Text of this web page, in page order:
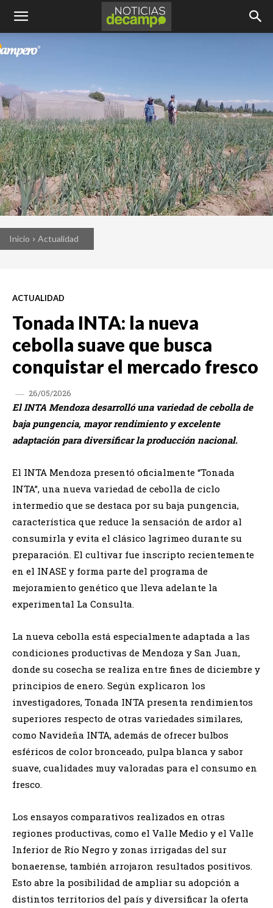
Inicio Actualidad
ACTUALIDAD
Tonada INTA: la nueva
cebolla suave que busca
conquistar el mercado fresco
26/05/2026
El INTA Mendoza desarrolló una variedad de cebolla de
baja pungencia, mayor rendimiento y excelente
adaptación para diversificar la producción nacional.
El INTA Mendoza presentó oficialmente “Tonada
INTA”, una nueva variedad de cebolla de ciclo
intermedio que se destaca por su baja pungencia,
característica que reduce la sensación de ardor al
consumirla y evita el clásico lagrimeo durante su
preparación. El cultivar fue inscripto recientemente
en el INASE y forma parte del programa de
mejoramiento genético que lleva adelante la
experimental La Consulta.
La nueva cebolla está especialmente adaptada a las
condiciones productivas de Mendoza y San Juan,
donde su cosecha se realiza entre fines de diciembre y
principios de enero. Según explicaron los
investigadores, Tonada INTA presenta rendimientos
superiores respecto de otras variedades similares,
como Navideña INTA, además de ofrecer bulbos
esféricos de color bronceado, pulpa blanca y sabor
suave, cualidades muy valoradas para el consumo en
fresco.
Los ensayos comparativos realizados en otras
regiones productivas, como el Valle Medio y el Valle
Inferior de Río Negro y zonas irrigadas del sur
bonaerense, también arrojaron resultados positivos.
Esto abre la posibilidad de ampliar su adopción a
distintos territorios del país y diversificar la oferta